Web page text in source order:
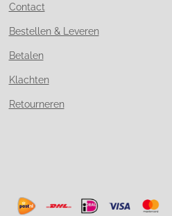
Contact
Bestellen & Leveren
Betalen
Klachten
Retourneren